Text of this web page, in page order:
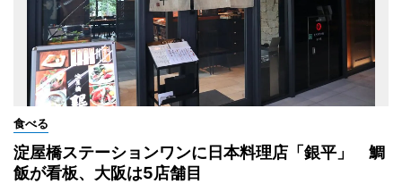
食べる
淀屋橋ステーションワンに日本料理店「銀平」 鯛
飯が看板、大阪は5店舗目